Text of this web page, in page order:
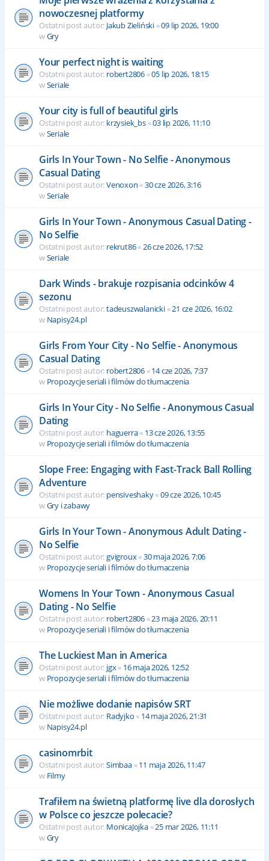
nowoczesnej platformy
Ostatni post autor: Jakub Zieliński«09 lip 2026, 19:00
wGry
Your perfect night is waiting
Ostatni post autor: robert2806«05 lip 2026, 18:15
wSeriale
Your city is full of beautiful girls
Ostatni post autor: krzysiek_bs«03 lip 2026, 11:10
wSeriale
Girls In Your Town - No Selfie - Anonymous
Casual Dating
Ostatni post autor:Venoxon«30 cze 2026, 3:16
wSeriale
Girls In Your Town - Anonymous Casual Dating -
No Selfie
Ostatni post autor: rekrut86« 26 cze 2026, 17:52
wSeriale
Dark Winds - brakuje rozpisania odcinków 4
sezonu
Ostatni post autor:tadeuszwalanicki«21 cze 2026, 16:02
w Napisy24.pl
Girls From Your City - No Selfie - Anonymous
Casual Dating
Ostatni post autor: robert2806«14 cze 2026, 7:37
w Propozycje seriali i filmów do tłumaczenia
Girls In Your City - No Selfie - Anonymous Casual
Dating
Ostatni post autor: haguerra« 13 cze 2026, 13:55
w Propozycje seriali i filmów do tłumaczenia
Slope Free: Engaging with Fast-Track Ball Rolling
Adventure
Ostatni post autor: pensiveshaky«09 cze 2026, 10:45
wGry i zabawy
Girls In Your Town - Anonymous Adult Dating -
No Selfie
Ostatni post autor:gvigroux«30 maja 2026, 7:06
w Propozycje seriali i filmów do tłumaczenia
Womens In Your Town - Anonymous Casual
Dating - No Selfie
Ostatni post autor: robert2806«23 maja 2026, 20:11
w Propozycje seriali i filmów do tłumaczenia
The Luckiest Man in America
Ostatni post autor: jgx« 16 maja 2026, 12:52
w Propozycje seriali i filmów do tłumaczenia
Nie możliwe dodanie napisów SRT
Ostatni post autor: Radyjko« 14 maja 2026, 21:31
w Napisy24.pl
casinomrbit
Ostatni post autor:Simbaa«11 maja 2026, 11:47
w Filmy
Trafiłem na świetną platformę live dla dorosłych
w Polsce co jeszcze polecacie?
Ostatni post autor: MonicaJojka«25 mar 2026, 11:11
wGry